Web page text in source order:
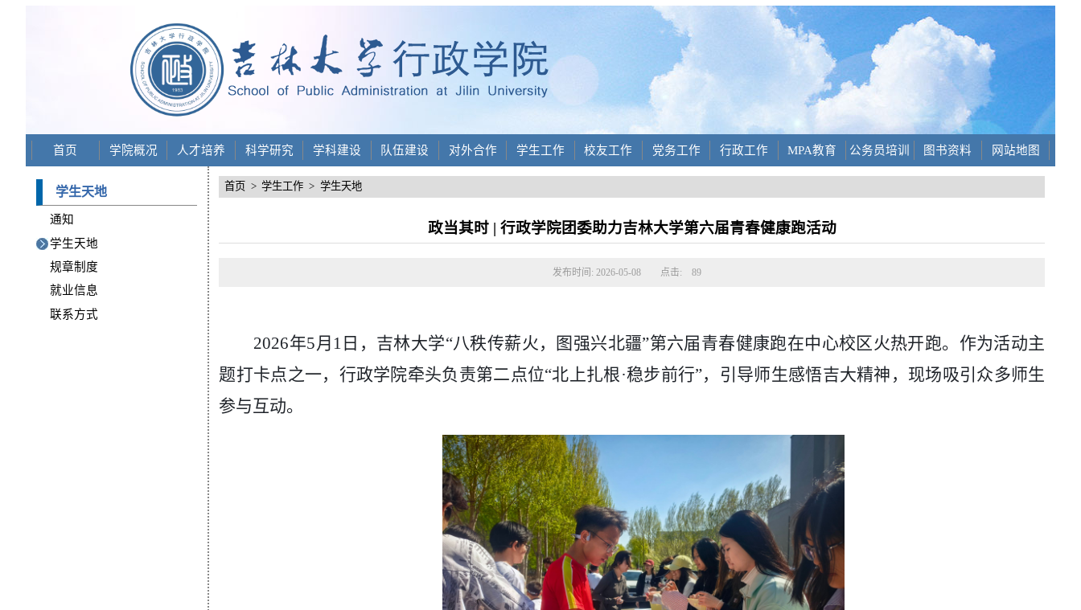
首页 学院概况 人才培养 科学研究 学科建设 队伍建设 对外合作 学生工作 校友工作 党务工作 行政工作 MPA教育 公务员培训 图书资料 网站地图
学生天地
通知
学生天地
规章制度
就业信息
联系方式
首页 > 学生工作 > 学生天地
政当其时 | 行政学院团委助力吉林大学第六届青春健康跑活动
发布时间: 2026-05-08 点击: 89
2026年5月1日，吉林大学“八秩传薪火，图强兴北疆”第六届青春健康跑在中心校区火热开跑。作为活动主
题打卡点之一，行政学院牵头负责第二点位“北上扎根·稳步前行”，引导师生感悟吉大精神，现场吸引众多师生
参与互动。